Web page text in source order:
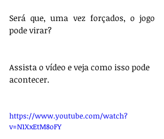
Será que, uma vez forçados, o jogo
pode virar?
Assista o vídeo e veja como isso pode
acontecer.
https://www.youtube.com/watch?
v=N1XxEtM8oFY